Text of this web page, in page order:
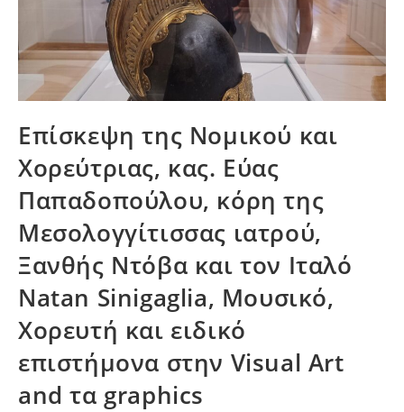
Επίσκεψη της Νομικού και
Χορεύτριας, κας. Εύας
Παπαδοπούλου, κόρη της
Μεσολογγίτισσας ιατρού,
Ξανθής Ντόβα και τον Ιταλό
Natan Sinigaglia, Μουσικό,
Χορευτή και ειδικό
επιστήμονα στην Visual Art
and τα graphics